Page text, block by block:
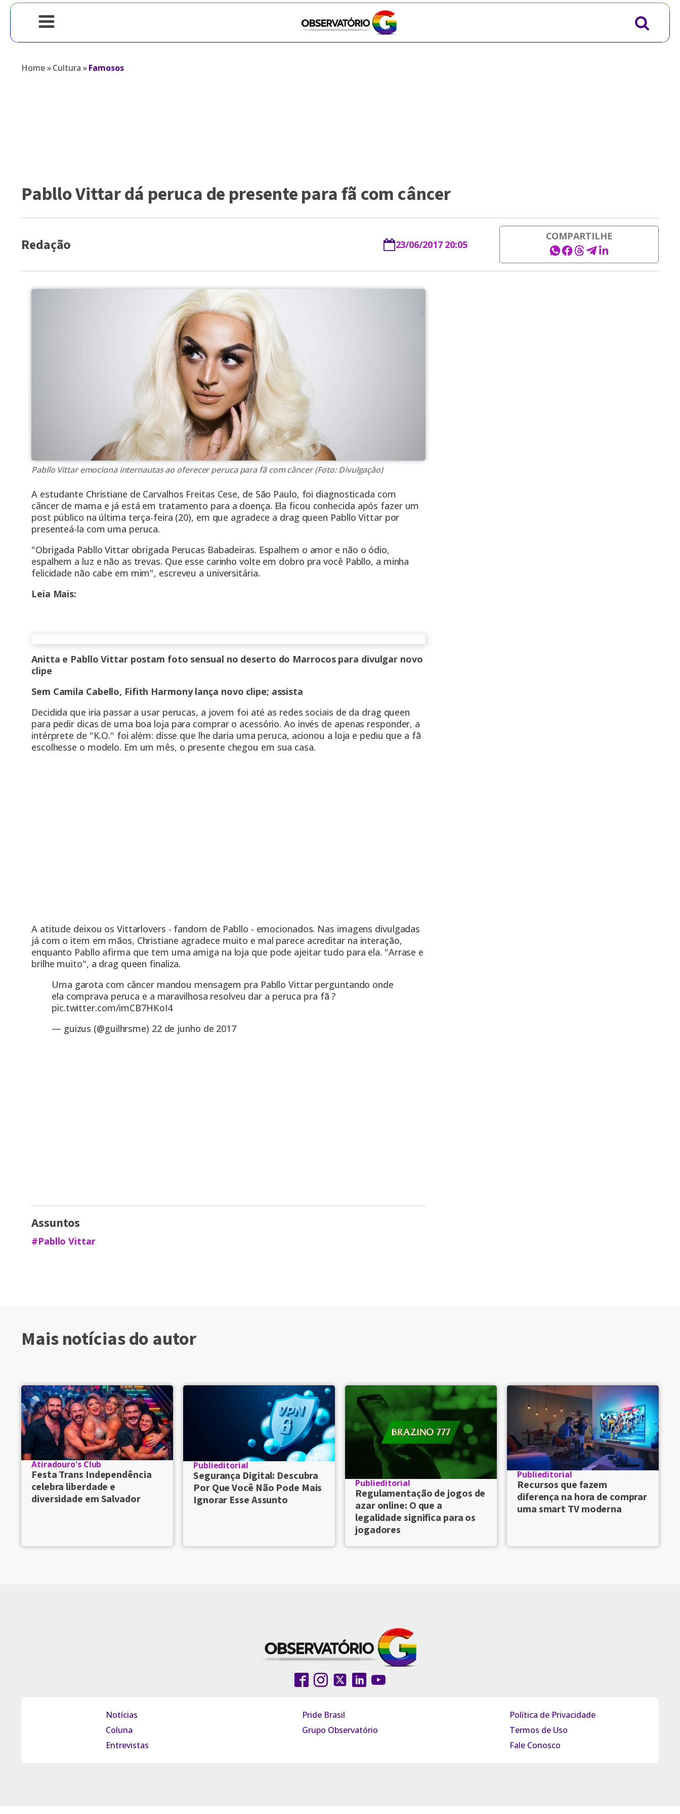
Home»Cultura »Famosos
Pabllo Vittar dá peruca de presente para fã com câncer
Redação 23/06/2017 20:05
COMPARTILHE
Pabllo Vittar emociona internautas ao oferecer peruca para fã com câncer (Foto: Divulgação)
A estudante Christiane de Carvalhos Freitas Cese, de São Paulo, foi diagnosticada com
câncer de mama e já está em tratamento para a doença. Ela ficou conhecida após fazer um
post público na última terça-feira (20), em que agradece a drag queen Pabllo Vittar por
presenteá-la com uma peruca.
"Obrigada Pabllo Vittar obrigada Perucas Babadeiras. Espalhem o amor e não o ódio,
espalhem a luz e não as trevas. Que esse carinho volte em dobro pra você Pabllo, a minha
felicidade não cabe em mim", escreveu a universitária.
Leia Mais:
Anitta e Pabllo Vittar postam foto sensual no deserto do Marrocos para divulgar novo
clipe
Sem Camila Cabello, Fifith Harmony lança novo clipe; assista
Decidida que iria passar a usar perucas, a jovem foi até as redes sociais de da drag queen
para pedir dicas de uma boa loja para comprar o acessório. Ao invés de apenas responder, a
intérprete de "K.O." foi além: disse que lhe daria uma peruca, acionou a loja e pediu que a fã
escolhesse o modelo. Em um mês, o presente chegou em sua casa.
A atitude deixou os Vittarlovers - fandom de Pabllo - emocionados. Nas imagens divulgadas
já com o item em mãos, Christiane agradece muito e mal parece acreditar na interação,
enquanto Pabllo afirma que tem uma amiga na loja que pode ajeitar tudo para ela. "Arrase e
brilhe muito", a drag queen finaliza.
Uma garota com câncer mandou mensagem pra Pabllo Vittar perguntando onde
ela comprava peruca e a maravilhosa resolveu dar a peruca pra fã ?
pic.twitter.com/imCB7HKoI4
— guizus (@guilhrsme) 22 de junho de 2017
Assuntos
#Pabllo Vittar
Mais notícias do autor
Atiradouro's Club
Festa Trans Independência
celebra liberdade e
diversidade em Salvador
Publieditorial
Segurança Digital: Descubra
Por Que Você Não Pode Mais
Ignorar Esse Assunto
Publieditorial
Regulamentação de jogos de
azar online: O que a
legalidade significa para os
jogadores
Publieditorial
Recursos que fazem
diferença na hora de comprar
uma smart TV moderna
Notícias
Coluna
Entrevistas
Pride Brasil
Grupo Observatório
Política de Privacidade
Termos de Uso
Fale Conosco